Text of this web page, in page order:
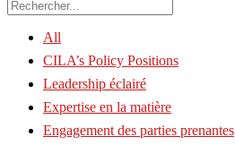
All
CILA’s Policy Positions
Leadership éclairé
Expertise en la matière
Engagement des parties prenantes